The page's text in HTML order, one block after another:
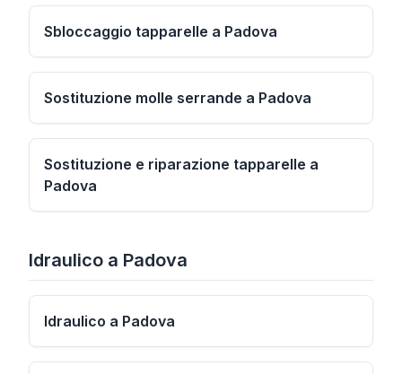
Sbloccaggio tapparelle a Padova
Sostituzione molle serrande a Padova
Sostituzione e riparazione tapparelle a
Padova
Idraulico a Padova
Idraulico a Padova